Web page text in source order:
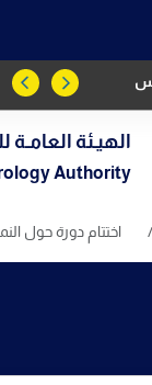
الهيـئة العامـة
Authority
اختتام دورة حول